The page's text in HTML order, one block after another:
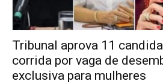
Tribunal aprova 11
corrida por vaga de
exclusiva para mulheres